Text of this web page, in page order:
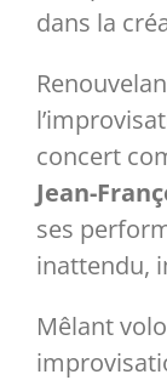
Liens
dans la
concert
Jean-
ses
inattendu,
Mêlant